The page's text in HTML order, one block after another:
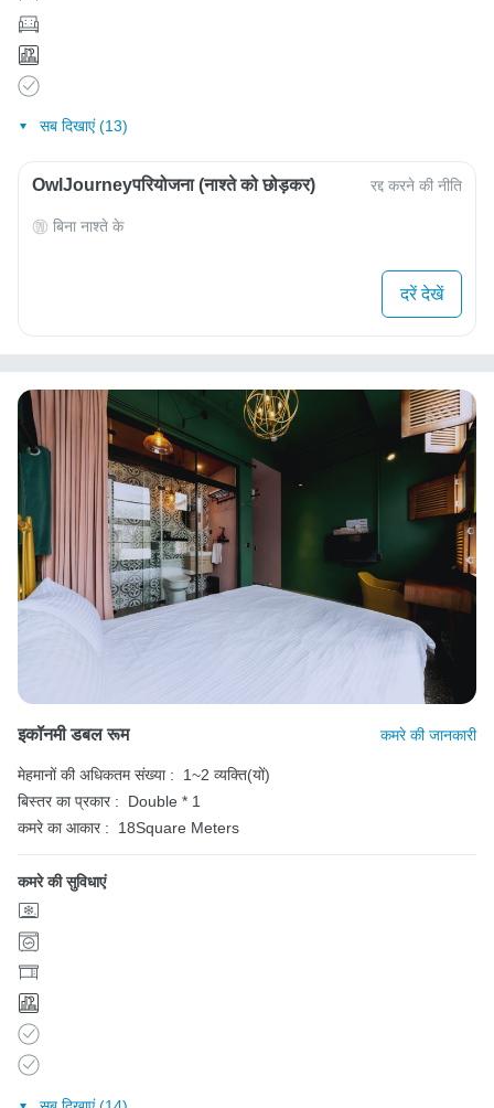
सब दिखाएं (13)
OwlJourneyपरियोजना (नाश्ते को छोड़कर) रद्द करने की नीति
बिना नाश्ते के
दरें देखें
इकॉनमी डबल रूम कमरे की जानकारी
मेहमानों की अधिकतम संख्या :
1~2 व्यक्ति(यों)
बिस्तर का प्रकार :
Double * 1
कमरे का आकार :
18Square Meters
कमरे की सुविधाएं